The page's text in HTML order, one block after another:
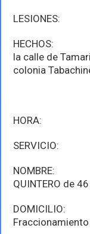
LESIONES:
HECHOS:
la calle de
colonia
HORA:
SERVICIO:
NOMBRE:
QUINTERO de
DOMICILIO: